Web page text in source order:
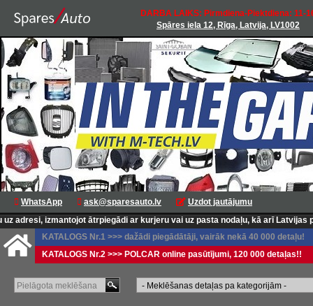
DARBA LAIKS: Pirmdiena-Piektdiena: 11-
Spāres iela 12, Rīga, Latvija, LV1002
WhatsApp ask@sparesauto.lv
Uzdot jautājumu
izmantojot ātrpiegādi ar kurjeru vai uz pasta nodaļu, kā arī Latvijas pasta
KATALOGS Nr.1 >>> dažādi piegādātāji, vairāk nekā 40 000 detaļu!
KATALOGS Nr.2 >>> POLCAR online pasūtījumi, 120 000 detaļas!!